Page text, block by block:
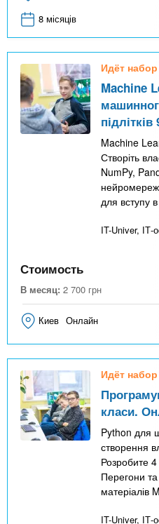
8 місяців
Идёт
Machine
Machine
Створіть
NumPy,
для вступу
IT-Univer, ІТ-
Стоимость
В месяц: 2 700 грн
Киев Онлайн
Идёт
класи.
Python для
створення
Розробите
Перегони
матеріалів
IT-Univer, ІТ-